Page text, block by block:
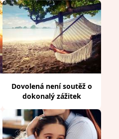
Dovolená není soutěž o
dokonalý zážitek